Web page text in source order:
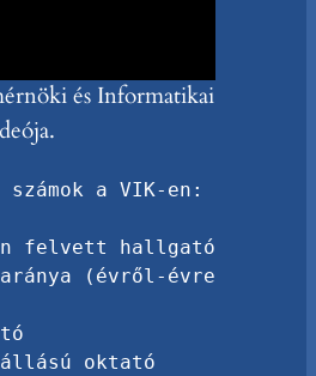
és Informatikai
a VIK-en:
felvett hallgató
(évről-évre
oktató